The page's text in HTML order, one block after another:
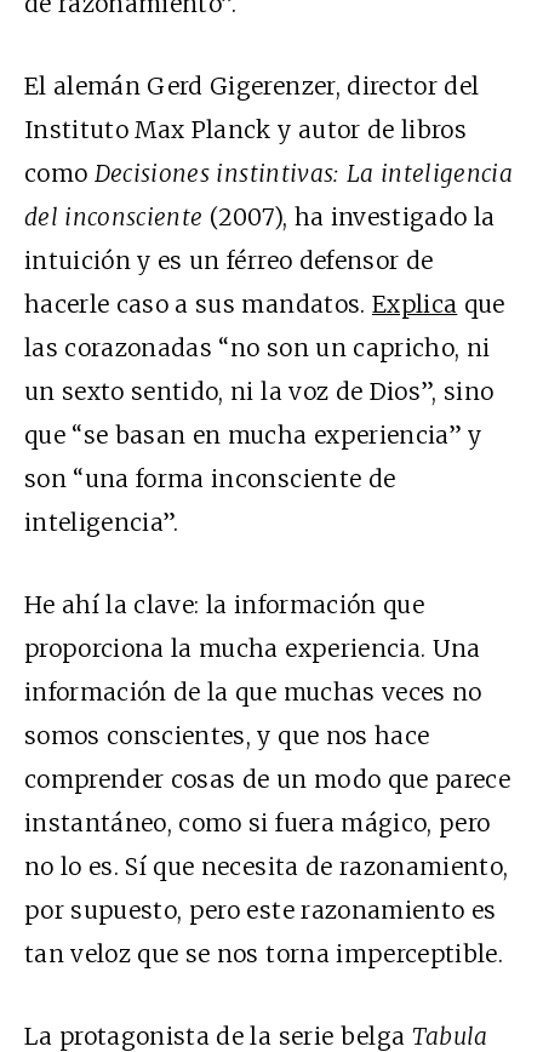
El alemán Gerd Gigerenzer, director del
Instituto Max Planck y autor de libros
como Decisiones instintivas: La inteligencia
del inconsciente (2007), ha investigado la
intuición y es un férreo defensor de
hacerle caso a sus mandatos. Explica que
las corazonadas “no son un capricho, ni
un sexto sentido, ni la voz de Dios”, sino
que “se basan en mucha experiencia” y
son “una forma inconsciente de
inteligencia”.
He ahí la clave: la información que
proporciona la mucha experiencia. Una
información de la que muchas veces no
somos conscientes, y que nos hace
comprender cosas de un modo que parece
instantáneo, como si fuera mágico, pero
no lo es. Sí que necesita de razonamiento,
por supuesto, pero este razonamiento es
tan veloz que se nos torna imperceptible.
La protagonista de la serie belga Tabula